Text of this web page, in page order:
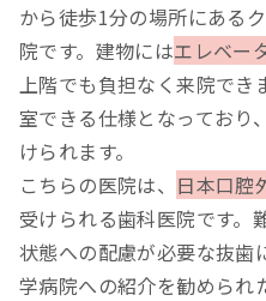
から徒歩1分の場所にある
院です。建物にはエレベー
上階でも負担なく来院で
室できる仕様となっており
けられます。
こちらの医院は、 日本口腔
受けられる歯科医院です。
状態への配慮が必要な抜歯
学病院への紹介を勧められ